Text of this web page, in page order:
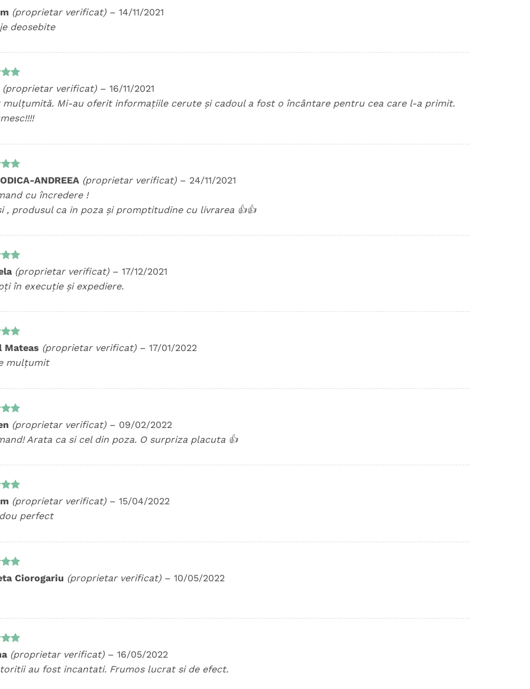
la (proprietar verificat) – 14/11/2021
deosebite
la
(proprietar verificat) – 16/11/2021
mulțumită. Mi-au oferit informațiile cerute și cadoul a fost o încântare pentru cea care l-a primit.
la
ANDREEA (proprietar verificat) – 24/11/2021
cu încredere !
, produsul ca in poza și promptitudine cu livrarea 👍👍
la (proprietar verificat) – 17/12/2021
în execuție și expediere.
la
Mateas (proprietar verificat) – 17/01/2022
mulțumit
la (proprietar verificat) – 09/02/2022
Arata ca si cel din poza. O surpriza placuta 👍
la (proprietar verificat) – 15/04/2022
perfect
la Ciorogariu (proprietar verificat) – 10/05/2022
la(proprietar verificat) – 16/05/2022
au fost incantati. Frumos lucrat si de efect.